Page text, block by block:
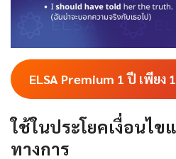
ELSA Premium 1 ปี เพียง
ใช้ในประโยคเงื่อนไข
ทางการ